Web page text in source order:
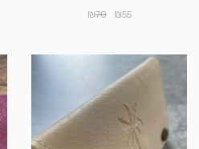
₪55
₪70